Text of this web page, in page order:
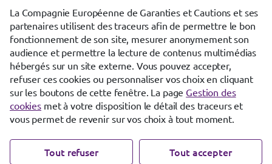
Accessibilité : partiellement conforme
Mentions légales
Gestion des cookies
Protection des données
Plan de site
Crédits
La Compagnie Européenne de Garanties et Cautions et ses
partenaires utilisent des traceurs afin de permettre le bon
fonctionnement de son site, mesurer anonymement son
audience et permettre la lecture de contenus multimédias
hébergés sur un site externe. Vous pouvez accepter,
refuser ces cookies ou personnaliser vos choix en cliquant
sur les boutons de cette fenêtre. La page Gestion des
cookies met à votre disposition le détail des traceurs et
vous permet de revenir sur vos choix à tout moment.
Tout refuser Tout accepter